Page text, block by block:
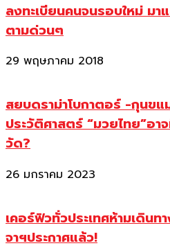
ลงทะเบียนคนจนรอบใหม่ มา
ตามด่วนๆ
29 พฤษภาคม 2018
สยบดราม่าโบกาตอร์ -กุนข
ประวัติศาสตร์ “มวยไทย”อ
วัด?
26 มกราคม 2023
เคอร์ฟิวทั่วประเทศห้ามเดิน
จาฯประกาศแล้ว!